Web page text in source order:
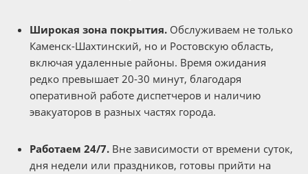
Широкая зона покрытия. Обслуживаем не только
Каменск-Шахтинский, но и Ростовскую область,
включая удаленные районы. Время ожидания
редко превышает 20-30 минут, благодаря
оперативной работе диспетчеров и наличию
эвакуаторов в разных частях города.
Работаем 24/7. Вне зависимости от времени суток,
дня недели или праздников, готовы прийти на